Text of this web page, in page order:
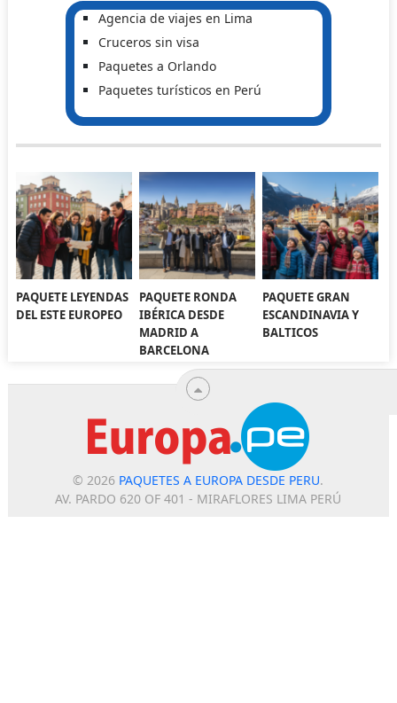
Agencia de viajes en Lima
Cruceros sin visa
Paquetes a Orlando
Paquetes turísticos en Perú
PAQUETE LEYENDAS
DEL ESTE EUROPEO
PAQUETE RONDA
IBÉRICA DESDE
MADRID A
BARCELONA
PAQUETE GRAN
ESCANDINAVIA Y
BALTICOS
© 2026 PAQUETES A EUROPA DESDE PERU.
AV. PARDO 620 OF 401 - MIRAFLORES LIMA PERÚ